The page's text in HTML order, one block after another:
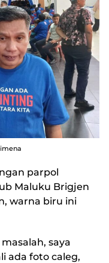
parpol
Maluku Brigjen
warna biru ini
saya
ada foto caleg,